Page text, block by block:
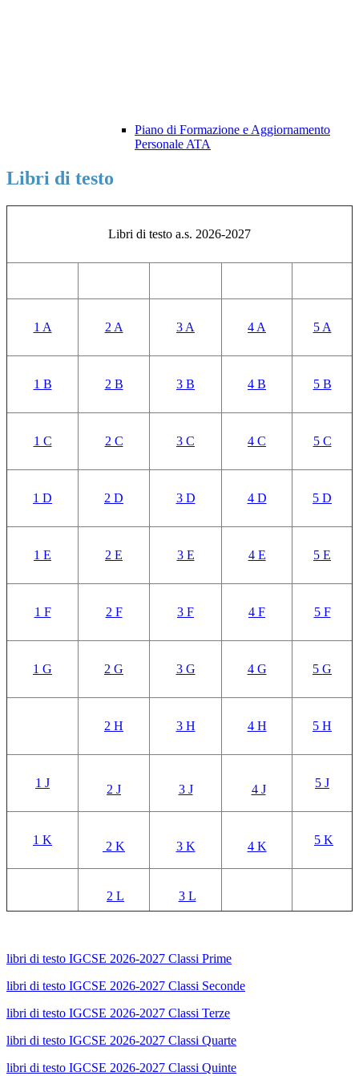
Piano di Formazione e Aggiornamento
Personale ATA
Libri di testo
Libri di testo a.s. 2026-2027
1 A 2 A 3 A 4 A 5 A
1 B 2 B 3 B 4 B 5 B
1 C 2 C 3 C 4 C 5 C
1 D 2 D 3 D 4 D 5 D
1 E 2 E 3 E 4 E 5 E
1 F 2 F 3 F 4 F 5 F
1 G 2 G 3 G 4 G 5 G
2 H 3 H 4 H 5 H
1 J 2 J 3 J 4 J 5 J
1 K 2 K 3 K 4 K 5 K
2 L 3 L
libri di testo IGCSE 2026-2027 Classi Prime
libri di testo IGCSE 2026-2027 Classi Seconde
libri di testo IGCSE 2026-2027 Classi Terze
libri di testo IGCSE 2026-2027 Classi Quarte
libri di testo IGCSE 2026-2027 Classi Quinte